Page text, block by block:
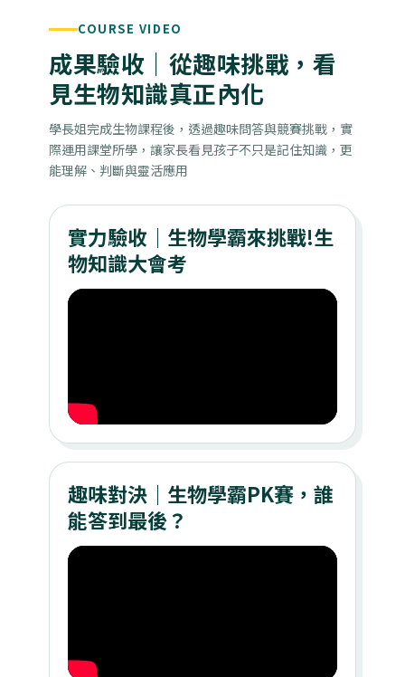
COURSE VIDEO
成果驗收｜從趣味挑戰，看
見生物知識真正內化
學長姐完成生物課程後，透過趣味問答與競賽挑戰，實
際運用課堂所學，讓家長看見孩子不只是記住知識，更
能理解、判斷與靈活應用
實力驗收｜生物學霸來挑戰!生
物知識大會考
趣味對決｜生物學霸PK賽，誰
能答到最後？